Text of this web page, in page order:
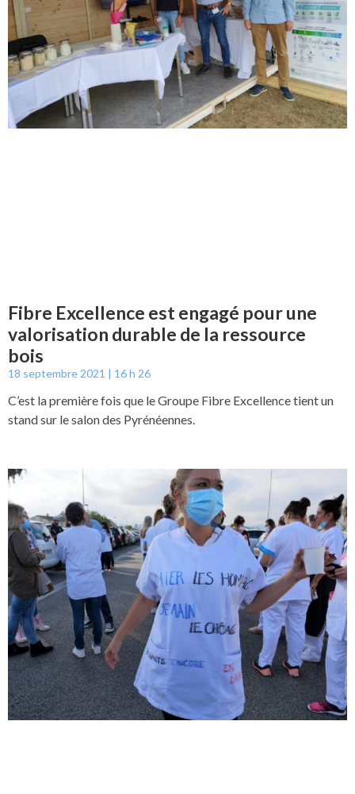
Fibre Excellence est engagé pour une
valorisation durable de la ressource
bois
18 septembre 2021 16 h 26
C’est la première fois que le Groupe Fibre Excellence tient un
stand sur le salon des Pyrénéennes.